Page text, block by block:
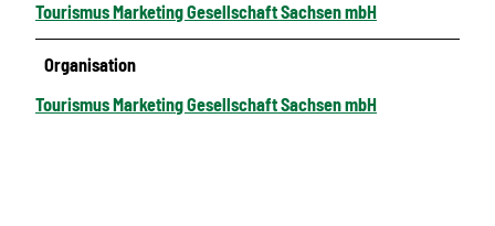
Tourismus Marketing Gesellschaft Sachsen mbH
Organisation
Tourismus Marketing Gesellschaft Sachsen mbH